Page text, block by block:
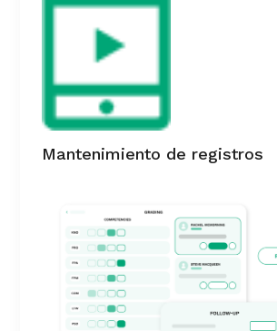
Mantenimiento de registros